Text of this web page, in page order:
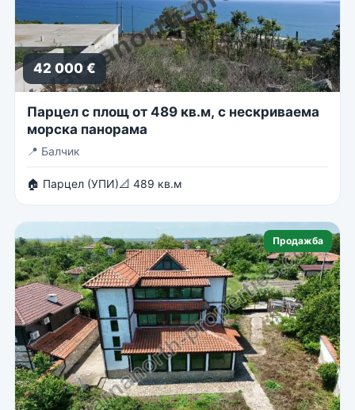
42 000 €
Парцел с площ от 489 кв.м, с нескриваема
морска панорама
📍 Балчик
🏠 Парцел (УПИ)📐 489 кв.м
Продажба